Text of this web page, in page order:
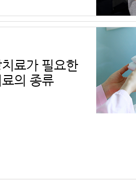
료가 필요한
의 종류